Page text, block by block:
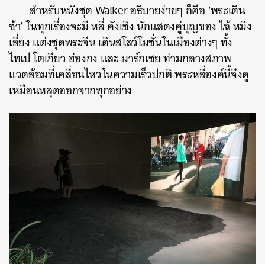
สำหรับหนังชุด Walker อธิบายง่ายๆ ก็คือ ‘พระเดิน
ช้า’ ในทุกเรื่องจะมี หลี่ คังเซิง นักแสดงคู่บุญของ ไฉ้ หมิง
เลี่ยง แต่งชุดพระจีน เดินสโลว์โมชั่นในเมืองต่างๆ ทั้ง
ไทเป โตเกียว ฮ่องกง และ มาร์กเซย ท่ามกลางสภาพ
แวดล้อมที่เคลื่อนไหวในความเร็วปกติ พระหลี่องค์นี้จึงดู
เหมือนหลุดออกจากทุกอย่าง